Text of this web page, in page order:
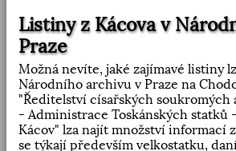
Listiny z Kácova v
Praze
Možná nevíte, jaké zajímavé listiny
Národního archivu v Praze na
"Ředitelství císařských
- Administrace Toskánských statků
Kácov" lza najít množství informací
se týkají především velkostatku,